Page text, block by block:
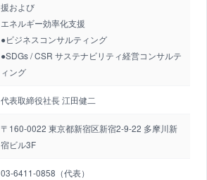
援および
エネルギー効率化支援
●ビジネスコンサルティング
●SDGs / CSR サステナビリティ経営コンサルテ
ィング
代表取締役社長 江田健二
〒160-0022 東京都新宿区新宿2-9-22 多摩川新
宿ビル3F
03-6411-0858（代表）